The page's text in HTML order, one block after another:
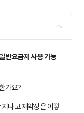
반요금제 사용 가능
가요?
나고 재약정은 어떻